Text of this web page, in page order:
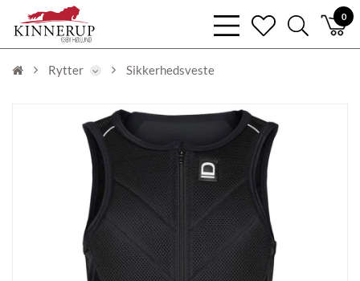
0
bars
light
heart
search
light
Rytter Sikkerhedsveste